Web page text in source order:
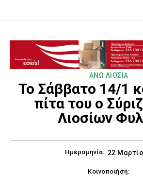
ΑΝΩ ΛΙΟΣΙΑ
Το Σάββατο 14/1
πίτα του ο
Λιοσίων
Ημερομηνία: 22
Κοινοποιήση: